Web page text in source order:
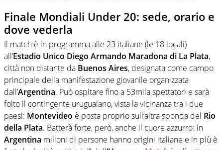
Finale Mondiali Under 20: sede, orario e
dove vederla
Il match è in programma alle 23 italiane (le 18 locali)
all’Estadio Unico Diego Armando Maradona di La Plata,
città non distante da Buenos Aires, designata come campo
principale della manifestazione giovanile organizzata
dall’Argentina. Può ospitare fino a 53mila spettatori e sarà
folto il contingente uruguaiano, vista la vicinanza tra i due
paesi: Montevideo è posta proprio sull’altra sponda del Rio
della Plata. Batterà forte, però, anche il cuore azzurro: in
Argentina milioni di persone hanno origini italiane e in più è